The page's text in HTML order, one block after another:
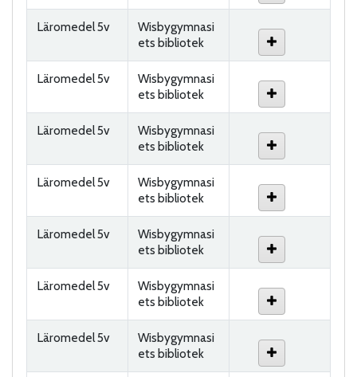
Läromedel 5v
Wisbygymnasi
ets bibliotek
Läromedel 5v
Wisbygymnasi
ets bibliotek
Läromedel 5v
Wisbygymnasi
ets bibliotek
Läromedel 5v
Wisbygymnasi
ets bibliotek
Läromedel 5v
Wisbygymnasi
ets bibliotek
Läromedel 5v
Wisbygymnasi
ets bibliotek
Läromedel 5v
Wisbygymnasi
ets bibliotek